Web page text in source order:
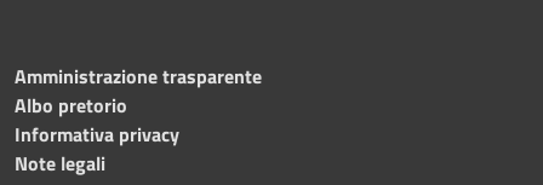
Amministrazione trasparente
Albo pretorio
Informativa privacy
Note legali